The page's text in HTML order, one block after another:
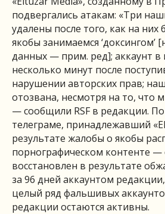
подвергались атакам: «Три
удалены после того, как на
якобы занимаемся
данных — прим. ред]; аккаунт в
несколько минут после
нарушении авторских прав;
отозвана, несмотря на то, что
— сообщили RSF в редакции.
телеграме, принадлежавший
результате жалобы о якобы
порнографическом контенте
восстановлен в результате
за 96 дней аккаунтом
целый ряд фальшивых
редакции остаются активны.